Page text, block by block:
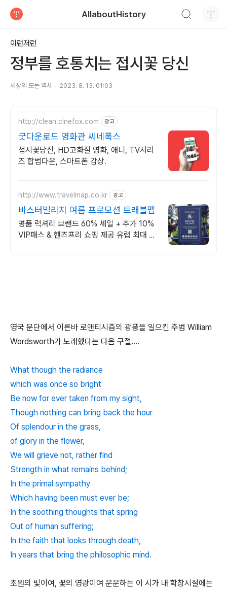
AllaboutHistory
이런저런
정부를 호통치는 접시꽃 당신
세상의 모든 역사 2023. 8. 13. 01:03
http://clean.cinefox.com 광고
굿다운로드 영화관 씨네폭스
접시꽃당신, HD고화질 영화, 애니, TV시리
즈 합법다운, 스마트폰 감상.
http://www.travelmap.co.kr 광고
비스터빌리지 여름 프로모션 트래블맵
명품 럭셔리 브랜드 60% 세일 + 추가 10%
VIP패스 & 핸즈프리 쇼핑 제공 유럽 최대 명
영국 문단에서 이른바 로맨티시즘의 광풍을 일으킨 주범 William
Wordsworth가 노래했다는 다음 구절....
What though the radiance
which was once so bright
Be now for ever taken from my sight,
Though nothing can bring back the hour
Of splendour in the grass,
of glory in the flower,
We will grieve not, rather find
Strength in what remains behind;
In the primal sympathy
Which having been must ever be;
In the soothing thoughts that spring
Out of human suffering;
In the faith that looks through death,
In years that bring the philosophic mind.
초원의 빛이여, 꽃의 영광이여 운운하는 이 시가 내 학창시절에는